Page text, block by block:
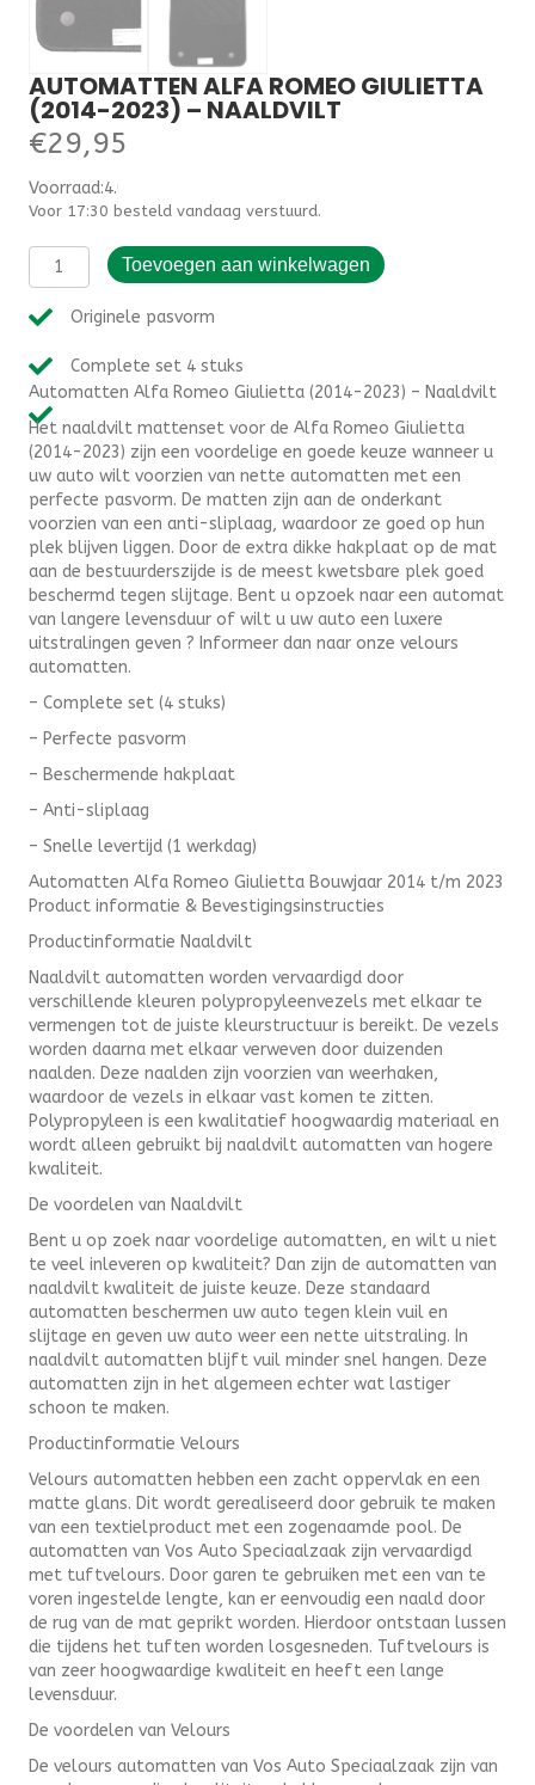
AUTOMATTEN ALFA ROMEO GIULIETTA
(2014-2023) – NAALDVILT
€29,95
Voorraad:4.000000
Voor 17:30 besteld vandaag verstuurd.
Automatten
Alfa
Romeo
Giulietta
2023)
-
Naaldvilt
aantal
Toevoegen aan winkelwagen
Originele pasvorm
Complete set 4 stuks
Automatten Alfa Romeo Giulietta (2014-2023) – Naaldvilt
Het naaldvilt mattenset voor de Alfa Romeo Giulietta
(2014-2023) zijn een voordelige en goede keuze wanneer u
uw auto wilt voorzien van nette automatten met een
perfecte pasvorm. De matten zijn aan de onderkant
voorzien van een anti-sliplaag, waardoor ze goed op hun
plek blijven liggen. Door de extra dikke hakplaat op de mat
aan de bestuurderszijde is de meest kwetsbare plek goed
beschermd tegen slijtage. Bent u opzoek naar een automat
van langere levensduur of wilt u uw auto een luxere
uitstralingen geven ? Informeer dan naar onze velours
automatten.
– Complete set (4 stuks)
– Perfecte pasvorm
– Beschermende hakplaat
– Anti-sliplaag
– Snelle levertijd (1 werkdag)
Automatten Alfa Romeo Giulietta Bouwjaar 2014 t/m 2023
Product informatie & Bevestigingsinstructies
Productinformatie Naaldvilt
Naaldvilt automatten worden vervaardigd door
verschillende kleuren polypropyleenvezels met elkaar te
vermengen tot de juiste kleurstructuur is bereikt. De vezels
worden daarna met elkaar verweven door duizenden
naalden. Deze naalden zijn voorzien van weerhaken,
waardoor de vezels in elkaar vast komen te zitten.
Polypropyleen is een kwalitatief hoogwaardig materiaal en
wordt alleen gebruikt bij naaldvilt automatten van hogere
kwaliteit.
De voordelen van Naaldvilt
Bent u op zoek naar voordelige automatten, en wilt u niet
te veel inleveren op kwaliteit? Dan zijn de automatten van
naaldvilt kwaliteit de juiste keuze. Deze standaard
automatten beschermen uw auto tegen klein vuil en
slijtage en geven uw auto weer een nette uitstraling. In
naaldvilt automatten blijft vuil minder snel hangen. Deze
automatten zijn in het algemeen echter wat lastiger
schoon te maken.
Productinformatie Velours
Velours automatten hebben een zacht oppervlak en een
matte glans. Dit wordt gerealiseerd door gebruik te maken
van een textielproduct met een zogenaamde pool. De
automatten van Vos Auto Speciaalzaak zijn vervaardigd
met tuftvelours. Door garen te gebruiken met een van te
voren ingestelde lengte, kan er eenvoudig een naald door
de rug van de mat geprikt worden. Hierdoor ontstaan lussen
die tijdens het tuften worden losgesneden. Tuftvelours is
van zeer hoogwaardige kwaliteit en heeft een lange
levensduur.
De voordelen van Velours
De velours automatten van Vos Auto Speciaalzaak zijn van